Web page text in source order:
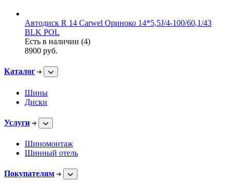
Автодиск R 14 Carwel Ориноко 14*5,5J/4-100/60,1/43
BLK POL
Есть в наличии (4)
8900 руб.
Каталог
Шины
Диски
Услуги
Шиномонтаж
Шинный отель
Покупателям